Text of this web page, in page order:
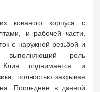
кованого корпуса с
и рабочей части,
с наружной резьбой и
выполняющий роль
Клин поднимается и
полностью закрывая
Последнее в данной